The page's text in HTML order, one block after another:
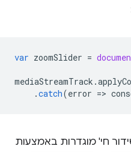
var zoomSlider =
mediaStreamTrack .
.catch(error =>
חי' מוגדרות באמצעות